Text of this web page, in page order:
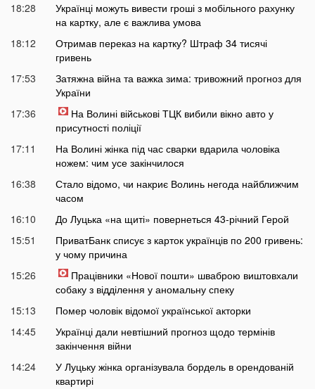
18:28
Українці можуть вивести гроші з мобільного рахунку
на картку, але є важлива умова
18:12
Отримав переказ на картку? Штраф 34 тисячі
гривень
17:53
Затяжна війна та важка зима: тривожний прогноз для
України
17:36
На Волині військові ТЦК вибили вікно авто у
присутності поліції
17:11
На Волині жінка під час сварки вдарила чоловіка
ножем: чим усе закінчилося
16:38
Стало відомо, чи накриє Волинь негода найближчим
часом
16:10
До Луцька «на щиті» повернеться 43-річний Герой
15:51
ПриватБанк списує з карток українців по 200 гривень:
у чому причина
15:26
Працівники «Нової пошти» шваброю виштовхали
собаку з відділення у аномальну спеку
15:13
Помер чоловік відомої української акторки
14:45
Українці дали невтішний прогноз щодо термінів
закінчення війни
14:24
У Луцьку жінка організувала бордель в орендованій
квартирі